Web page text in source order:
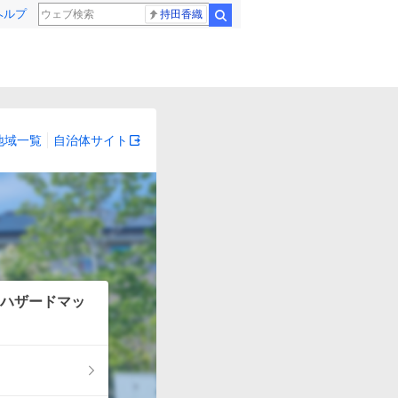
ルプ 持田香織
域一覧 自治体サイト
ザードマッ